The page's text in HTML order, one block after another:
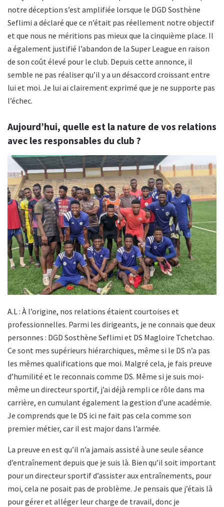
notre déception s’est amplifiée lorsque le DGD Sosthène
Seflimi a déclaré que ce n’était pas réellement notre objectif
et que nous ne méritions pas mieux que la cinquième place. Il
a également justifié l’abandon de la Super League en raison
de son coût élevé pour le club. Depuis cette annonce, il
semble ne pas réaliser qu’il y a un désaccord croissant entre
lui et moi. Je lui ai clairement exprimé que je ne supporte pas
l’échec.
Aujourd’hui, quelle est la nature de vos relations
avec les responsables du club ?
A.L : À l’origine, nos relations étaient courtoises et
professionnelles. Parmi les dirigeants, je ne connais que deux
personnes : DGD Sosthène Seflimi et DS Magloire Tchetchao.
Ce sont mes supérieurs hiérarchiques, même si le DS n’a pas
les mêmes qualifications que moi. Malgré cela, je fais preuve
d’humilité et le reconnais comme DS. Même si je suis moi-
même un directeur sportif, j’ai déjà rempli ce rôle dans ma
carrière, en cumulant également la gestion d’une académie.
Je comprends que le DS ici ne fait pas cela comme son
premier métier, car il est major dans l’armée.
La preuve en est qu’il n’a jamais assisté à une seule séance
d’entraînement depuis que je suis là. Bien qu’il soit important
pour un directeur sportif d’assister aux entraînements, pour
moi, cela ne posait pas de problème. Je pensais que j’étais là
pour gérer et alléger leur charge de travail, donc je